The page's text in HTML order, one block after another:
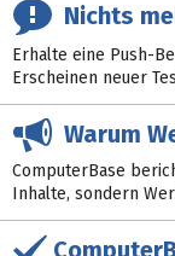
Nichts
Erhalte eine Push-
Erscheinen neuer
Warum
ComputerBase
Inhalte, sondern